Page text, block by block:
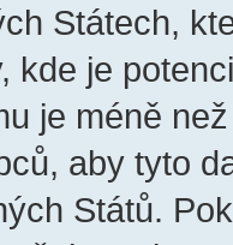
Státech,
kde je
je méně
aby tyto
Států.